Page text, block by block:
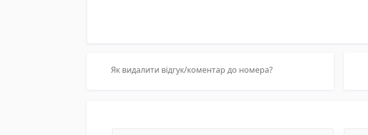
Як видалити відгук/коментар до номера?